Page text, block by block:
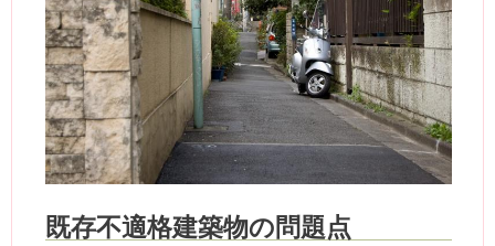
既存不適格建築物の問題点